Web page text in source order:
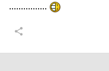
................